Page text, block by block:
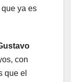
ya es
con
que el